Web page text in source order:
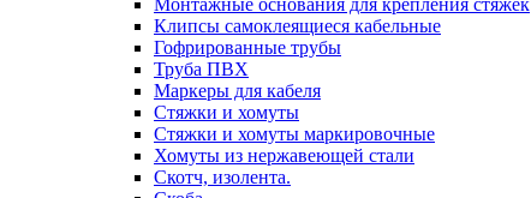
Монтажные основания для крепления стяжек
Клипсы самоклеящиеся кабельные
Гофрированные трубы
Труба ПВХ
Маркеры для кабеля
Стяжки и хомуты
Стяжки и хомуты маркировочные
Хомуты из нержавеющей стали
Скотч, изолента.